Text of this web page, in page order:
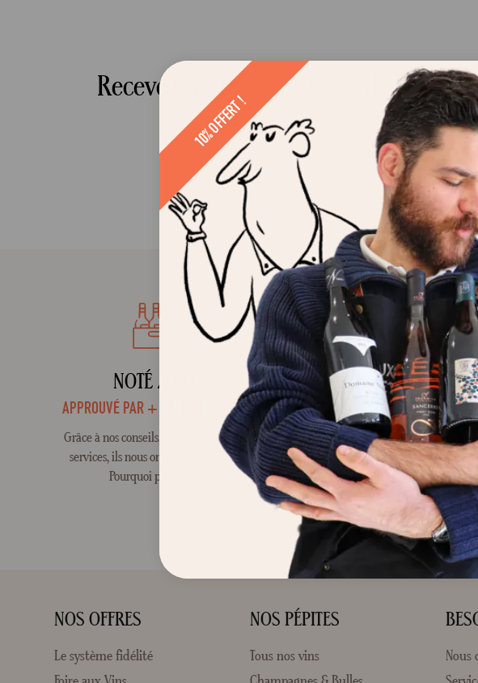
Recevez notre découverte de la
NOTÉ 4,6/5
APPROUVÉ PAR + DE 3000 CLIENTS
Grâce à nos conseils, nos pépites et nos
services, ils nous ont fait confiances !
Pourquoi pas vous ?
VIGNERON &
LES VIGNOBLES
En tant que vigneron, notre
mettre en avant le savoir-faire
et la beauté de nos terroirs à
circuit court, du producteur
consommateurs.
NOS OFFRES
Le système fidélité
NOS PÉPITES
Tous nos vins
Nous
10% OFFERT !